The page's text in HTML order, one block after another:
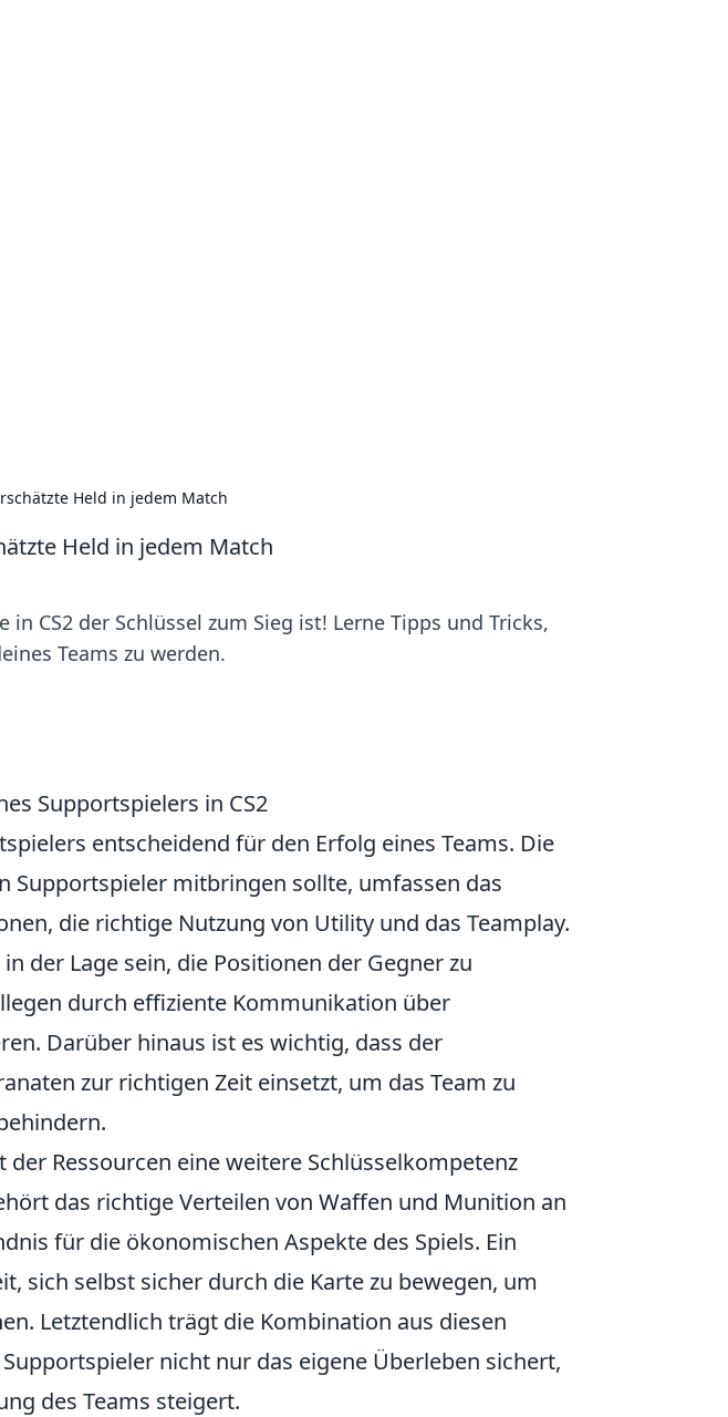
Held in jedem Match
Held in jedem Match
CS2 der Schlüssel zum Sieg ist! Lerne Tipps und Tricks,
Teams zu werden.
Supportspielers in CS2
entscheidend für den Erfolg eines Teams. Die
Supportspieler mitbringen sollte, umfassen das
die richtige Nutzung von Utility und das Teamplay.
der Lage sein, die Positionen der Gegner zu
durch effiziente Kommunikation über
Darüber hinaus ist es wichtig, dass der
zur richtigen Zeit einsetzt, um das Team zu
Ressourcen eine weitere Schlüsselkompetenz
das richtige Verteilen von Waffen und Munition an
für die ökonomischen Aspekte des Spiels. Ein
sich selbst sicher durch die Karte zu bewegen, um
Letztendlich trägt die Kombination aus diesen
nicht nur das eigene Überleben sichert,
des Teams steigert.